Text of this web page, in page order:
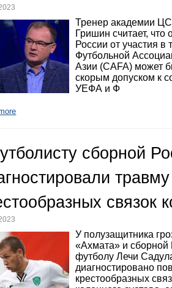
Тренер академии
Гришин считает, что
России от участия в
Футбольной
Азии (CAFA) может
скорым допуском к
УЕФА и Ф
сборной
травму
связок
У полузащитника
«Ахмата» и сборной
футболу Лечи
диагностировано
крестообразных